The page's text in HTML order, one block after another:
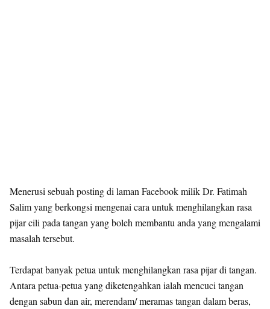
Menerusi sebuah posting di laman Facebook milik Dr. Fatimah
Salim yang berkongsi mengenai cara untuk menghilangkan rasa
pijar cili pada tangan yang boleh membantu anda yang mengalami
masalah tersebut.
Terdapat banyak petua untuk menghilangkan rasa pijar di tangan.
Antara petua-petua yang diketengahkan ialah mencuci tangan
dengan sabun dan air, merendam/ meramas tangan dalam beras,